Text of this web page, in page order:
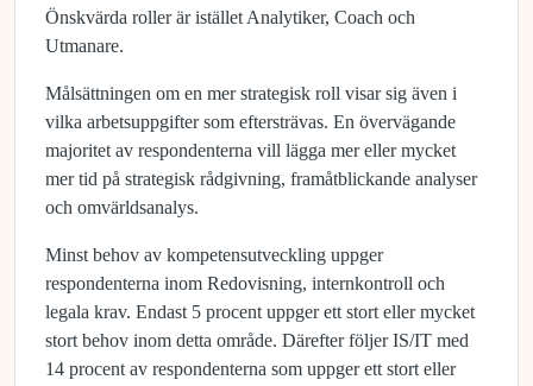
Önskvärda roller är istället Analytiker, Coach och
Utmanare.
Målsättningen om en mer strategisk roll visar sig även i
vilka arbetsuppgifter som eftersträvas. En övervägande
majoritet av respondenterna vill lägga mer eller mycket
mer tid på strategisk rådgivning, framåtblickande analyser
och omvärldsanalys.
Minst behov av kompetensutveckling uppger
respondenterna inom Redovisning, internkontroll och
legala krav. Endast 5 procent uppger ett stort eller mycket
stort behov inom detta område. Därefter följer IS/IT med
14 procent av respondenterna som uppger ett stort eller